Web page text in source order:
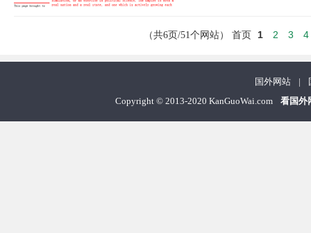
（共6页/51个网站） 首页 1 2 3 4
国外网站 |
Copyright© 2013-2020 KanGuoWai.com 看国外